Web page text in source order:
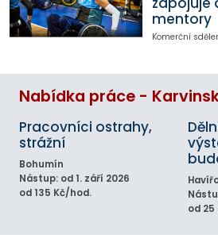
mentory
Komerční
Nabídka práce -
Pracovníci ostrahy,
strážní
Bohumín
Nástup: od 1. září 2026
od 135 Kč/hod.
od